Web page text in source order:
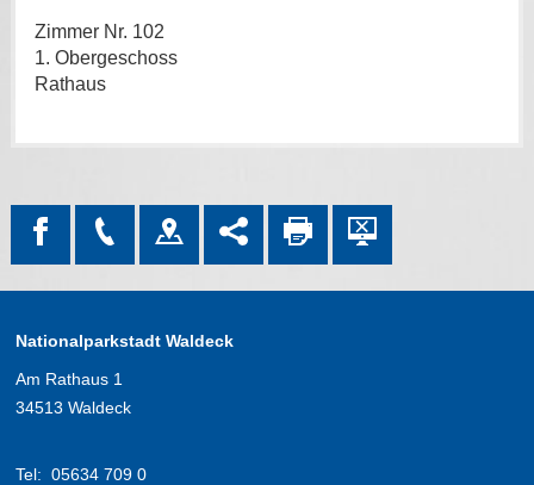
Zimmer Nr. 102
1. Obergeschoss
Rathaus
Nationalparkstadt Waldeck
Am Rathaus 1
34513 Waldeck
Tel: 05634 709 0